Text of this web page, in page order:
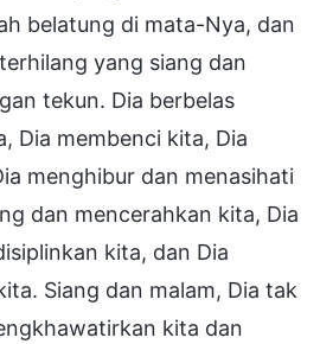
belatung di mata-Nya, dan
yang siang dan
tekun. Dia berbelas
Dia membenci kita, Dia
menghibur dan menasihati
dan mencerahkan kita, Dia
kita, dan Dia
Siang dan malam, Dia tak
kita dan